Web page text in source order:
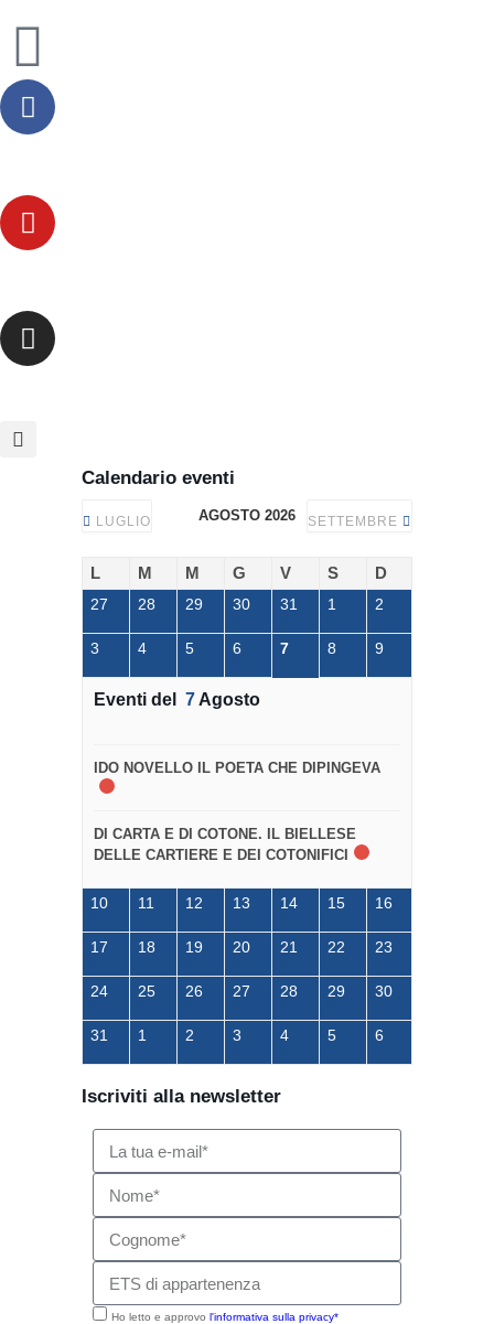
Calendario eventi
LUGLIO AGOSTO 2026 SETTEMBRE
L M M G V S D
27 28 29 30 31 1 2
3 4 5 6 7 8 9
Eventi del 7 Agosto
IDO NOVELLO IL POETA CHE DIPINGEVA
DI CARTA E DI COTONE. IL BIELLESE
DELLE CARTIERE E DEI COTONIFICI
10 11 12 13 14 15 16
17 18 19 20 21 22 23
24 25 26 27 28 29 30
31 1 2 3 4 5 6
Iscriviti alla newsletter
Ho letto e approvo l'informativa sulla privacy*